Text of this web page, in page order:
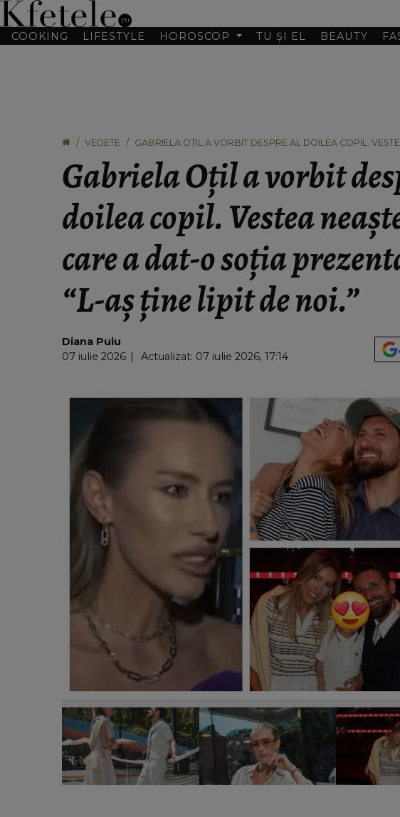
COOKING LIFESTYLE HOROSCOP TU ȘI EL BEAUTY
VEDETE
GABRIELA OȚIL A VORBIT DESPRE AL DOILEA COPIL.
Gabriela Oțil a vorbit
doilea copil. Vestea
care a dat-o soția
“L-aș ține lipit de noi.”
Diana Puiu
07 iulie 2026
Actualizat: 07 iulie 2026, 17:14
Gabriela Oțil a vorbit despre al doilea copil. Vestea neașteptată
ține lipit de noi.”